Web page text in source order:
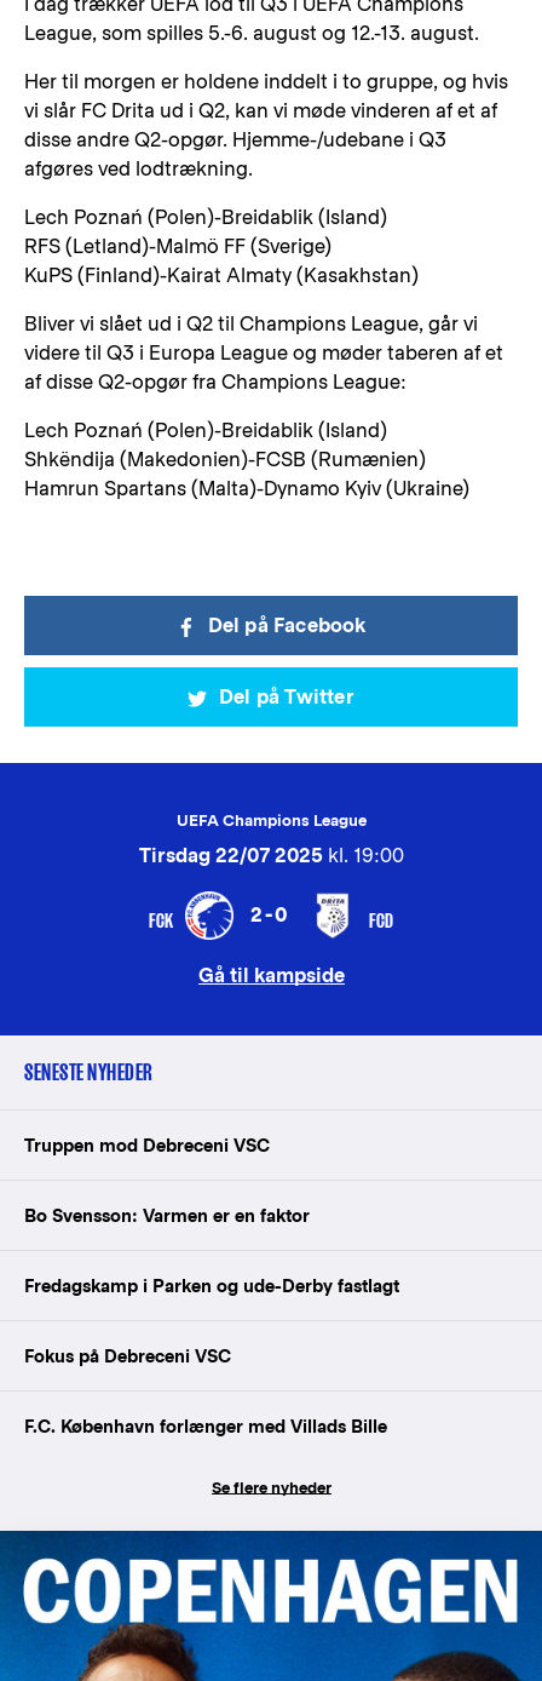
League, som spilles 5.-6. august og 12.-13. august.
Her til morgen er holdene inddelt i to gruppe, og hvis
vi slår FC Drita ud i Q2, kan vi møde vinderen af et af
disse andre Q2-opgør. Hjemme-/udebane i Q3
afgøres ved lodtrækning.
Lech Poznań (Polen)-Breidablik (Island)
RFS (Letland)-Malmö FF (Sverige)
KuPS (Finland)-Kairat Almaty (Kasakhstan)
Bliver vi slået ud i Q2 til Champions League, går vi
videre til Q3 i Europa League og møder taberen af et
af disse Q2-opgør fra Champions League:
Lech Poznań (Polen)-Breidablik (Island)
Shkëndija (Makedonien)-FCSB (Rumænien)
Hamrun Spartans (Malta)-Dynamo Kyiv (Ukraine)
Del på Facebook
Del på Twitter
UEFA Champions League
Tirsdag 22/07 2025kl. 19:00
FCK 2-0 FCD
Gå til kampside
SENESTE NYHEDER
Truppen mod Debreceni VSC
Bo Svensson: Varmen er en faktor
Fredagskamp i Parken og ude-Derby fastlagt
Fokus på Debreceni VSC
F.C. København forlænger med Villads Bille
Se flere nyheder